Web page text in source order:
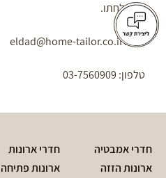
ולהצלחתו.
מייל: eldad@home-tailor.co.il
טלפון: 03-7560909
חדרי אמבטיה
חדרי ארונות
ארונות הזזה
ארונות פתיחה